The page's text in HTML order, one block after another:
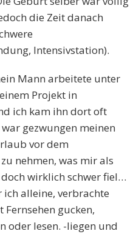
die Zeit danach
Intensivstation).
Mann arbeitete unter
Projekt in
ich kam ihn dort oft
gezwungen meinen
vor dem
nehmen, was mir als
wirklich schwer fiel…
alleine, verbrachte
Fernsehen gucken,
oder lesen. -liegen und